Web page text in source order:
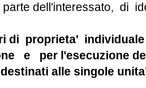
dell'interessato, di
di proprieta'
e per l'esecuzione
alle singole